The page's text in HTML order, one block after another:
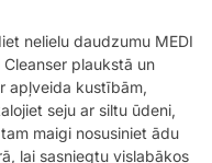
nelielu daudzumu MEDI
Cleanser plaukstā un
apļveida kustībām,
seju ar siltu ūdeni,
maigi nosusiniet ādu
lai sasniegtu vislabākos